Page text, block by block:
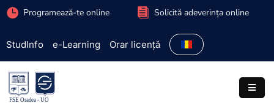
Programează-te online Solicită adeverința online
StudInfo e-Learning Orar licență
Admitere